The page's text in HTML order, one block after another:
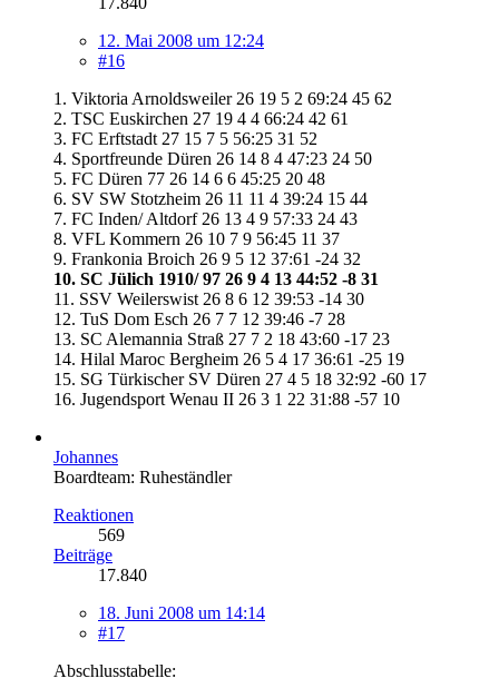
12. Mai 2008 um 12:24
#16
1. Viktoria Arnoldsweiler 26 19 5 2 69:24 45 62
2. TSC Euskirchen 27 19 4 4 66:24 42 61
3. FC Erftstadt 27 15 7 5 56:25 31 52
4. Sportfreunde Düren 26 14 8 4 47:23 24 50
5. FC Düren 77 26 14 6 6 45:25 20 48
6. SV SW Stotzheim 26 11 11 4 39:24 15 44
7. FC Inden/ Altdorf 26 13 4 9 57:33 24 43
8. VFL Kommern 26 10 7 9 56:45 11 37
9. Frankonia Broich 26 9 5 12 37:61 -24 32
10. SC Jülich 1910/ 97 26 9 4 13 44:52 -8 31
11. SSV Weilerswist 26 8 6 12 39:53 -14 30
12. TuS Dom Esch 26 7 7 12 39:46 -7 28
13. SC Alemannia Straß 27 7 2 18 43:60 -17 23
14. Hilal Maroc Bergheim 26 5 4 17 36:61 -25 19
15. SG Türkischer SV Düren 27 4 5 18 32:92 -60 17
16. Jugendsport Wenau II 26 3 1 22 31:88 -57 10
Johannes
Boardteam: Ruheständler
Reaktionen
569
Beiträge
17.840
18. Juni 2008 um 14:14
#17
Abschlusstabelle: